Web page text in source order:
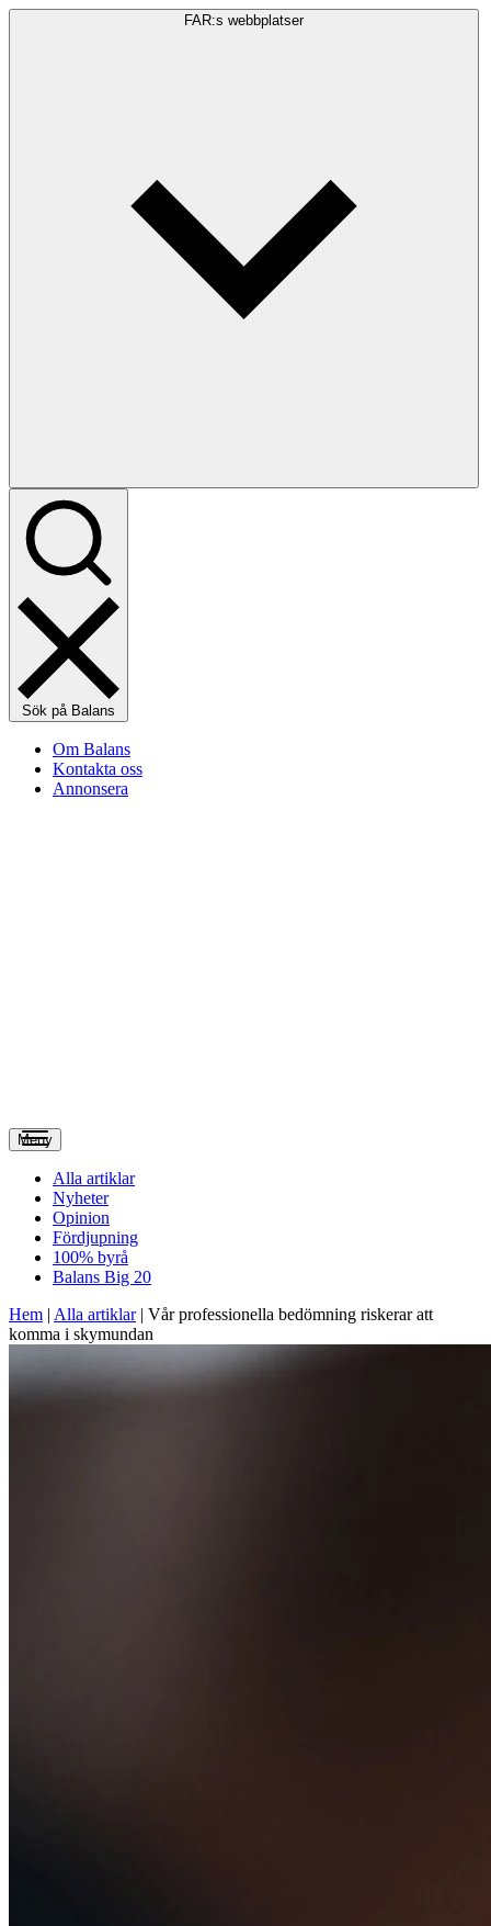
FAR:s webbplatser
Sök på Balans
Om Balans
Kontakta oss
Annonsera
Meny
Alla artiklar
Nyheter
Opinion
Fördjupning
100% byrå
Balans Big 20
Hem | Alla artiklar| Vår professionella bedömning riskerar att
komma i skymundan